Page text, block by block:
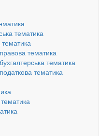
тематика
тематика
тематика
тематика
тематика